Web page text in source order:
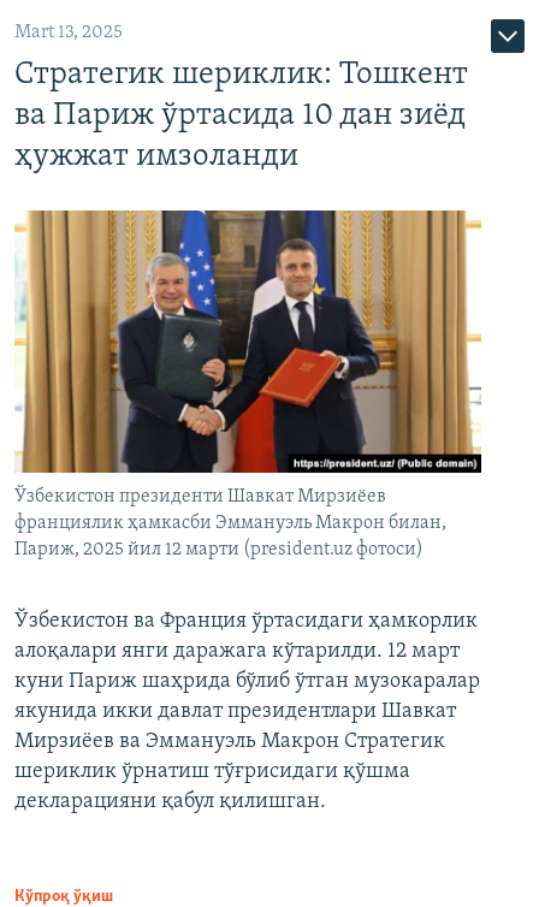
Mart 13, 2025
Стратегик шериклик: Тошкент
ва Париж ўртасида 10 дан зиёд
ҳужжат имзоланди
Ўзбекистон президенти Шавкат Мирзиёев
франциялик ҳамкасби Эммануэль Макрон билан,
Париж, 2025 йил 12 марти (president.uz фотоси)
Ўзбекистон ва Франция ўртасидаги ҳамкорлик
алоқалари янги даражага кўтарилди. 12 март
куни Париж шаҳрида бўлиб ўтган музокаралар
якунида икки давлат президентлари Шавкат
Мирзиёев ва Эммануэль Макрон Стратегик
шериклик ўрнатиш тўғрисидаги қўшма
декларацияни қабул қилишган.
Кўпроқ ўқиш